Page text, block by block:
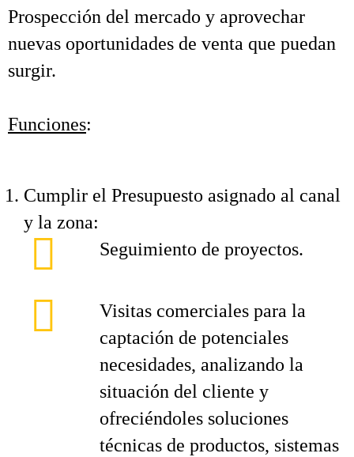
Prospección del mercado y aprovechar
nuevas oportunidades de venta que puedan
surgir.
Funciones:
Cumplir el Presupuesto asignado al canal
y la zona:
Seguimiento de proyectos.
Visitas comerciales para la
captación de potenciales
necesidades, analizando la
situación del cliente y
ofreciéndoles soluciones
técnicas de productos, sistemas